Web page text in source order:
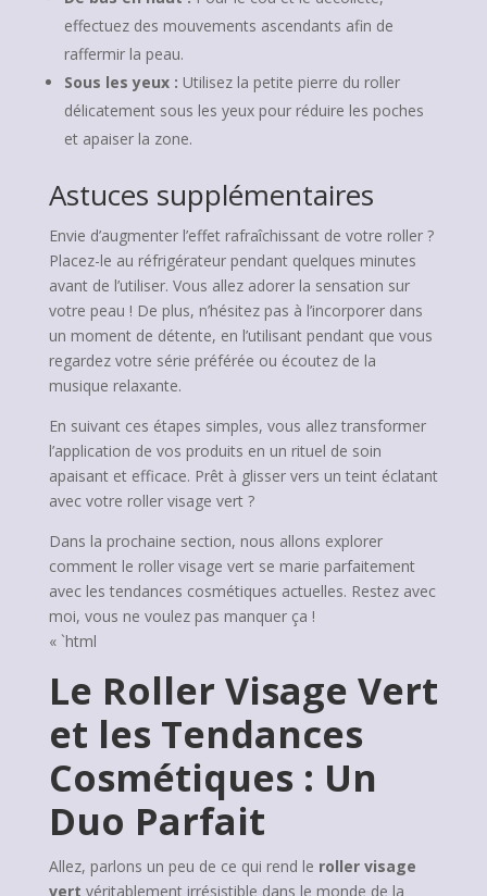
effectuez des mouvements ascendants afin de
raffermir la peau.
Sous les yeux : Utilisez la petite pierre du roller
délicatement sous les yeux pour réduire les poches
et apaiser la zone.
Astuces supplémentaires
Envie d’augmenter l’effet rafraîchissant de votre roller ?
Placez-le au réfrigérateur pendant quelques minutes
avant de l’utiliser. Vous allez adorer la sensation sur
votre peau ! De plus, n’hésitez pas à l’incorporer dans
un moment de détente, en l’utilisant pendant que vous
regardez votre série préférée ou écoutez de la
musique relaxante.
En suivant ces étapes simples, vous allez transformer
l’application de vos produits en un rituel de soin
apaisant et efficace. Prêt à glisser vers un teint éclatant
avec votre roller visage vert ?
Dans la prochaine section, nous allons explorer
comment le roller visage vert se marie parfaitement
avec les tendances cosmétiques actuelles. Restez avec
moi, vous ne voulez pas manquer ça !
« `html
Le Roller Visage Vert
et les Tendances
Cosmétiques : Un
Duo Parfait
Allez, parlons un peu de ce qui rend le roller visage
vert véritablement irrésistible dans le monde de la